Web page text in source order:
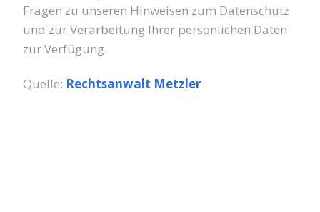
Fragen zu unseren Hinweisen zum Datenschutz
und zur Verarbeitung Ihrer persönlichen Daten
zur Verfügung.
Quelle: Rechtsanwalt Metzler